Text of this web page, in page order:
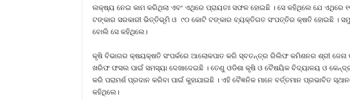
ଲକ୍ଷ୍ୟ ନେଇ କାମ କରିଥିଲା ଏବଂ ଏଥିରେ ପ୍ରାୟତଃ ସଫଳ ହୋଇଛି । ସେ କହିଥିଲେ ଯେ ଏଥିରେ
ଟଙ୍କାର ସରକାରୀ ଭିତ୍ତିଭୂମି ଓ ୯୦ କୋଟି ଟଙ୍କାର ବ୍ୟକ୍ତିଗତ ସଂପତ୍ତିର କ୍ଷତି ହୋଇଛି ।
ବୋଲି ସେ କହିଥିଲେ।
କୃଷି ବିଭାଗର କ୍ଷୟକ୍ଷତି ସଂପର୍କରେ ଆଲୋକପାତ କରି ସ୍ବତନ୍ତ୍ର ରିଲିଫ କମିଶନର ଶ୍ରୀ
ଖରିଫ ଫସଲ ପାଇଁ ସମସ୍ୟା ଦେଖାଦେଇଛି । ତେଣୁ ଓଡିଶା କୃଷି ଓ ବୈଷୟିକ ବିଦ୍ୟାଳୟ ଓ
କରି ପରାମର୍ଶ ପ୍ରଦାନ କରିବା ପାଇଁ କୁହାଯାଇଛି । ଏହି ବୈଜ୍ଞନିକ ମାନେ ବର୍ତ୍ତମାନ
କହିଥିଲେ।